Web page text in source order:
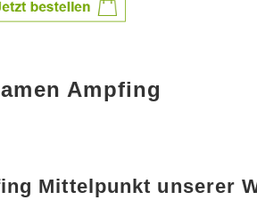
Ampfing
Mittelpunkt unserer